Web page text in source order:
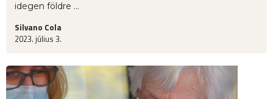
idegen földre ...
Silvano Cola
2023. július 3.